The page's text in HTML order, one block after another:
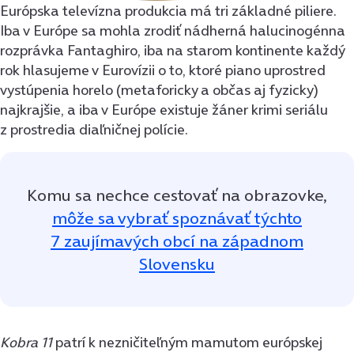
Európska televízna produkcia má tri základné piliere.
Iba v Európe sa mohla zrodiť nádherná halucinogénna
rozprávka Fantaghiro, iba na starom kontinente každý
rok hlasujeme v Eurovízii o to, ktoré piano uprostred
vystúpenia horelo (metaforicky a občas aj fyzicky)
najkrajšie, a iba v Európe existuje žáner krimi seriálu
z prostredia diaľničnej polície.
Komu sa nechce cestovať na obrazovke,
môže sa vybrať spoznávať týchto
7 zaujímavých obcí na západnom
Slovensku
Kobra 11patrí k nezničiteľným mamutom európskej